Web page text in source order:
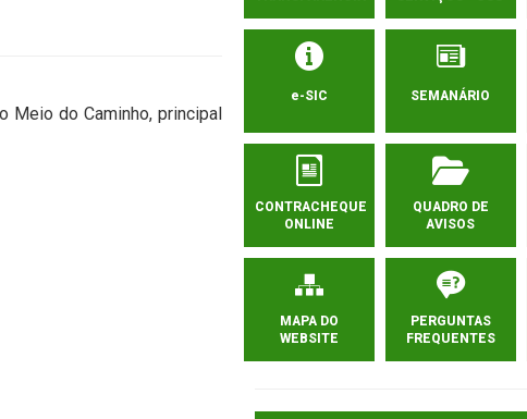
Meio do Caminho, principal
e-SIC SEMANÁRIO
CONTRACHEQUE
ONLINE
QUADRO DE
AVISOS
MAPA DO
WEBSITE
PERGUNTAS
FREQUENTES